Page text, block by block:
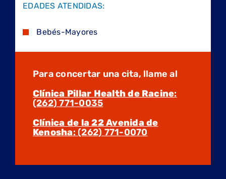
EDADES ATENDIDAS:
Bebés-Mayores
Para concertar una cita, llame al
Clínica Pillar Health de Racine:
(262) 771-0035
Clínica de la 22 Avenida de
Kenosha: (262) 771-0070